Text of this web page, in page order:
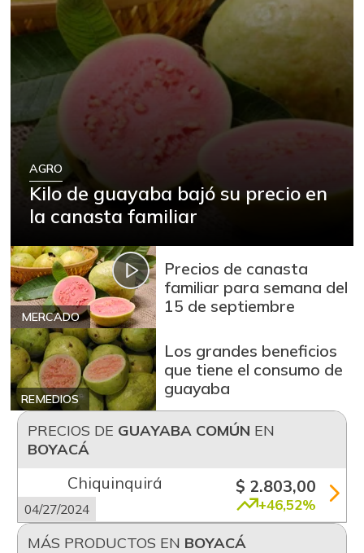
AGRO
Kilo de guayaba bajó su precio en
la canasta familiar
MERCADO
Precios de canasta
familiar para semana del
15 de septiembre
REMEDIOS
Los grandes beneficios
que tiene el consumo de
guayaba
PRECIOS DE GUAYABA COMÚN EN
BOYACÁ
Chiquinquirá
04/27/2024
$ 2.803,00
+46,52%
MÁS PRODUCTOS EN BOYACÁ